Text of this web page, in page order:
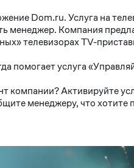
Dom.ru. Услуга на
Компания
телевизорах TV-
помогает услуга
Активируйте
менеджеру, что